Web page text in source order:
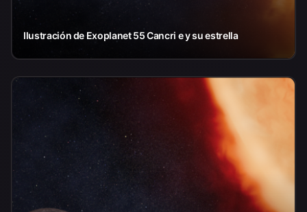
Ilustración de Exoplanet 55 Cancri e y su estrella